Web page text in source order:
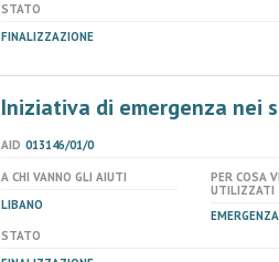
STATO
FINALIZZAZIONE
Iniziativa di emergenza nei
AID 013146/01/0
A CHI VANNO GLI AIUTI
LIBANO
PER COSA
UTILIZZATI
EMERGENZA
STATO